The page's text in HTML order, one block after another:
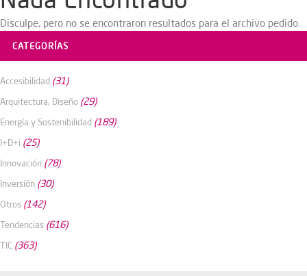
Disculpe, pero no se encontraron resultados para el archivo pedido.
CATEGORÍAS
Accesibilidad (31)
Arquitectura, Diseño (29)
Energía y Sostenibilidad (189)
I+D+i (25)
Innovación (78)
Inversión (30)
Otros (142)
Tendencias (616)
TIC (363)